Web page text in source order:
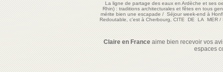
La ligne de partage des eaux en Ardèche et ses
Rhin) : traditions architecturales et fêtes en tous
mérite bien une escapade/Séjour week-end à
Redoutable, c'est à Cherbourg, CITE DE LA MER/
Claire en Franceaime bien recevoir vos
espaces